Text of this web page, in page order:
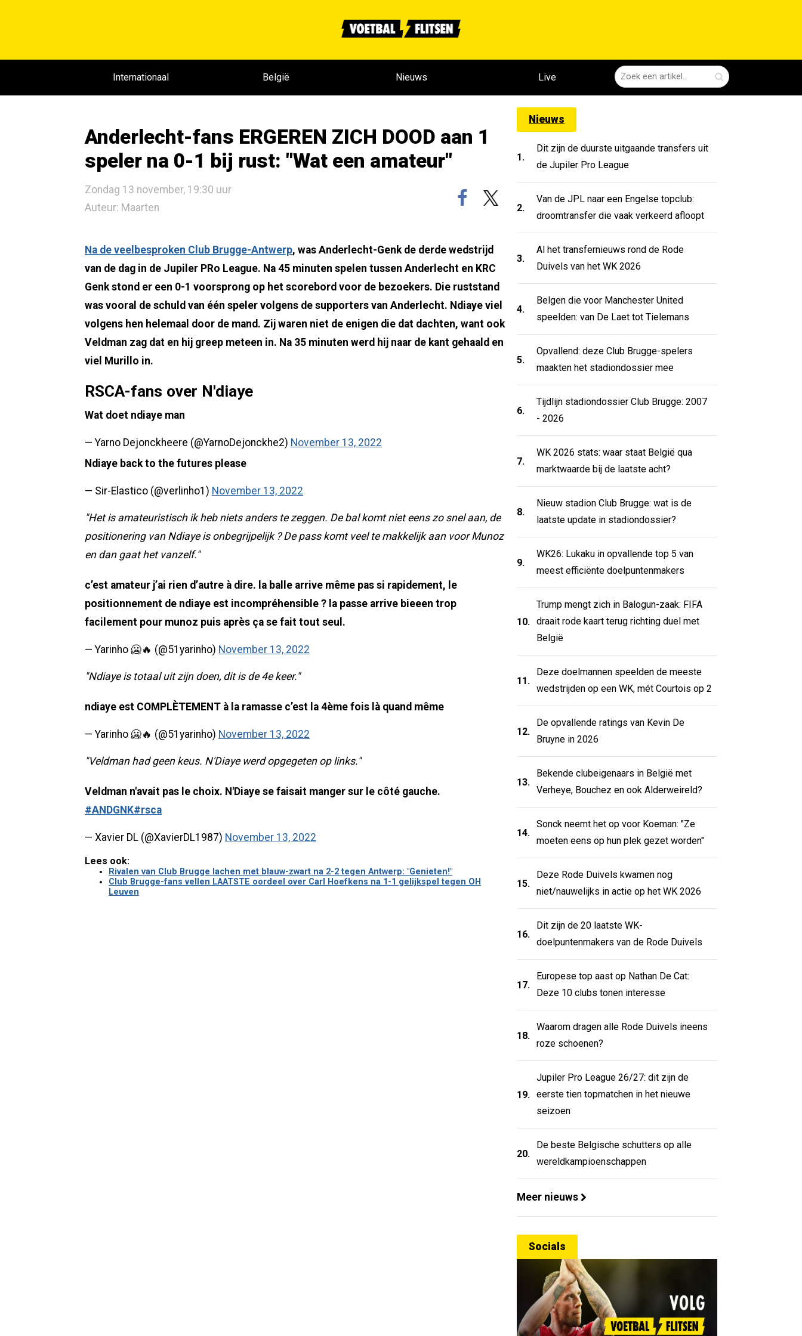
Internationaal België Nieuws Live
Anderlecht-fans ERGEREN ZICH DOOD aan 1
speler na 0-1 bij rust: "Wat een amateur"
Zondag 13 november, 19:30 uur
Auteur: Maarten
Na de veelbesproken Club Brugge-Antwerp, was Anderlecht-Genk de derde wedstrijd
van de dag in de Jupiler PRo League. Na 45 minuten spelen tussen Anderlecht en KRC
Genk stond er een 0-1 voorsprong op het scorebord voor de bezoekers. Die ruststand
was vooral de schuld van één speler volgens de supporters van Anderlecht. Ndiaye viel
volgens hen helemaal door de mand. Zij waren niet de enigen die dat dachten, want ook
Veldman zag dat en hij greep meteen in. Na 35 minuten werd hij naar de kant gehaald en
viel Murillo in.
RSCA-fans over N'diaye
Wat doet ndiaye man
— Yarno Dejonckheere (@YarnoDejonckhe2) November 13, 2022
Ndiaye back to the futures please
— Sir-Elastico (@verlinho1) November 13, 2022
"Het is amateuristisch ik heb niets anders te zeggen. De bal komt niet eens zo snel aan, de
positionering van Ndiaye is onbegrijpelijk ? De pass komt veel te makkelijk aan voor Munoz
en dan gaat het vanzelf."
c’est amateur j’ai rien d’autre à dire. la balle arrive même pas si rapidement, le
positionnement de ndiaye est incompréhensible ? la passe arrive bieeen trop
facilement pour munoz puis après ça se fait tout seul.
— Yarinho 🥶🔥 (@51yarinho) November 13, 2022
"Ndiaye is totaal uit zijn doen, dit is de 4e keer."
ndiaye est COMPLÈTEMENT à la ramasse c’est la 4ème fois là quand même
— Yarinho 🥶🔥 (@51yarinho) November 13, 2022
"Veldman had geen keus. N'Diaye werd opgegeten op links."
Veldman n'avait pas le choix. N'Diaye se faisait manger sur le côté gauche.
#ANDGNK#rsca
— Xavier DL (@XavierDL1987) November 13, 2022
Lees ook:
Rivalen van Club Brugge lachen met blauw-zwart na 2-2 tegen Antwerp: "Genieten!"
Club Brugge-fans vellen LAATSTE oordeel over Carl Hoefkens na 1-1 gelijkspel tegen OH
Leuven
Nieuws
1.
Dit zijn de duurste uitgaande transfers uit
de Jupiler Pro League
2.
Van de JPL naar een Engelse topclub:
droomtransfer die vaak verkeerd afloopt
3.
Al het transfernieuws rond de Rode
Duivels van het WK 2026
4.
Belgen die voor Manchester United
speelden: van De Laet tot Tielemans
5.
Opvallend: deze Club Brugge-spelers
maakten het stadiondossier mee
6.
Tijdlijn stadiondossier Club Brugge: 2007
- 2026
7.
WK 2026 stats: waar staat België qua
marktwaarde bij de laatste acht?
8.
Nieuw stadion Club Brugge: wat is de
laatste update in stadiondossier?
9.
WK26: Lukaku in opvallende top 5 van
meest efficiënte doelpuntenmakers
10.
Trump mengt zich in Balogun-zaak: FIFA
draait rode kaart terug richting duel met
België
11.
Deze doelmannen speelden de meeste
wedstrijden op een WK, mét Courtois op 2
12.
De opvallende ratings van Kevin De
Bruyne in 2026
13.
Bekende clubeigenaars in België met
Verheye, Bouchez en ook Alderweireld?
14.
Sonck neemt het op voor Koeman: "Ze
moeten eens op hun plek gezet worden"
15.
Deze Rode Duivels kwamen nog
niet/nauwelijks in actie op het WK 2026
16.
Dit zijn de 20 laatste WK-
doelpuntenmakers van de Rode Duivels
17.
Europese top aast op Nathan De Cat:
Deze 10 clubs tonen interesse
18.
Waarom dragen alle Rode Duivels ineens
roze schoenen?
19.
Jupiler Pro League 26/27: dit zijn de
eerste tien topmatchen in het nieuwe
seizoen
20.
De beste Belgische schutters op alle
wereldkampioenschappen
Meer nieuws
Socials